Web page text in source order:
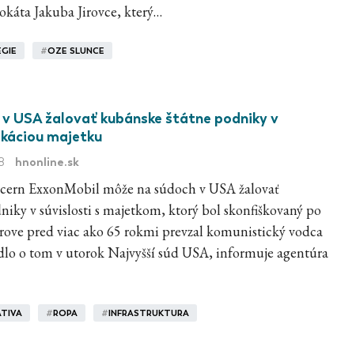
Jakuba Jirovce, který…
#OZE SLUNCE
USA žalovať kubánske štátne podniky v
majetku
hnonline.sk
ExxonMobil môže na súdoch v USA žalovať
v súvislosti s majetkom, ktorý bol skonfiškovaný po
pred viac ako 65 rokmi prevzal komunistický vodca
o tom v utorok Najvyšší súd USA, informuje agentúra
#ROPA #INFRASTRUKTURA